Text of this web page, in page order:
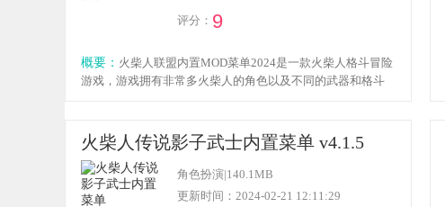
评分： 9
概要： 火柴人联盟内置MOD菜单2024是一款火柴人格斗冒险
游戏，游戏拥有非常多火柴人的角色以及不同的武器和格斗
效，感兴趣的小伙伴欢迎点击下载体验！
火柴人传说影子武士内置菜单 v4.1.5
角色扮演|140.1MB
更新时间：2024-02-21 12:11:29